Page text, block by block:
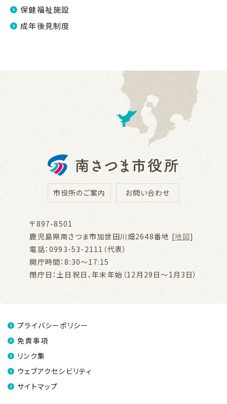
保健福祉施設
成年後見制度
市役所のご案内 お問い合わせ
〒897-8501
鹿児島県南さつま市加世田川畑2648番地 [地図]
電話：0993-53-2111（代表）
開庁時間：8:30～17:15
閉庁日：土日祝日、年末年始（12月29日～1月3日）
プライバシーポリシー
免責事項
リンク集
ウェブアクセシビリティ
サイトマップ